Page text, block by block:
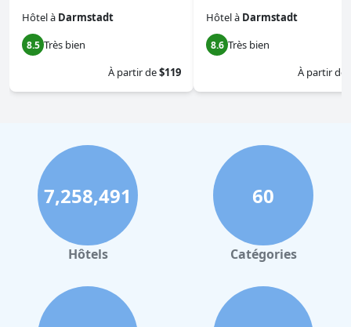
Hôtelà Darmstadt
8.5 Très bien
À partir de$119
Hôtelà Darmstadt
8.6 Très bien
À partir de
7,258,491
Hôtels
60
Catégories